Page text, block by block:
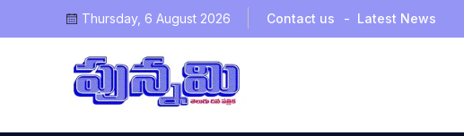
Thursday, 6 August 2026 Contact us Latest News